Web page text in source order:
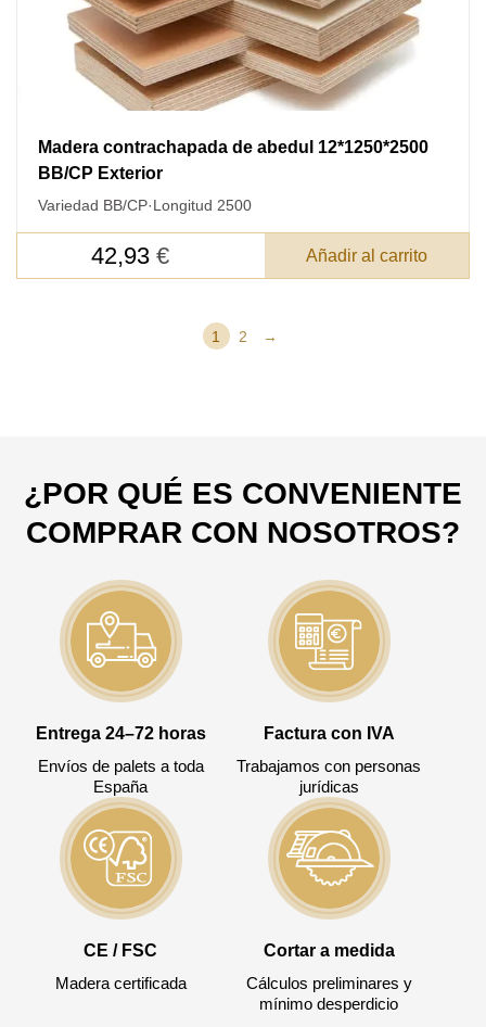
Madera contrachapada de abedul 12*1250*2500
BB/CP Exterior
Variedad BB/CP·Longitud 2500
42,93 € Añadir al carrito
1 2 →
¿POR QUÉ ES CONVENIENTE
COMPRAR CON NOSOTROS?
Entrega 24–72 horas
Envíos de palets a toda
España
Factura con IVA
Trabajamos con personas
jurídicas
CE / FSC
Madera certificada
Cortar a medida
Cálculos preliminares y
mínimo desperdicio